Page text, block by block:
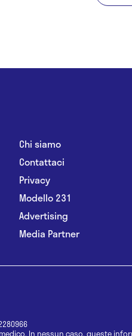
Chi siamo
Contattaci
Privacy
Modello 231
Advertising
Media Partner
In nessun caso, queste